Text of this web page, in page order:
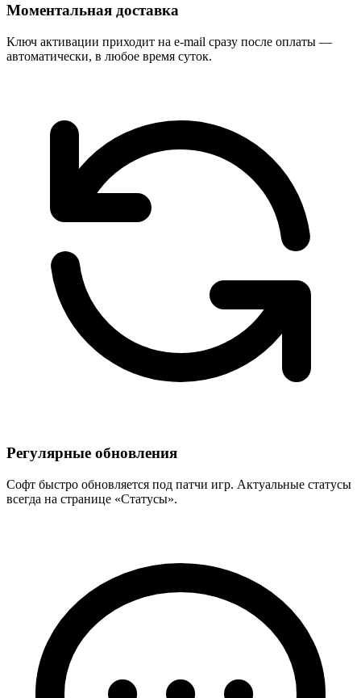
Моментальная доставка
Ключ активации приходит на e-mail сразу после оплаты —
автоматически, в любое время суток.
Регулярные обновления
Софт быстро обновляется под патчи игр. Актуальные статусы
всегда на странице «Статусы».